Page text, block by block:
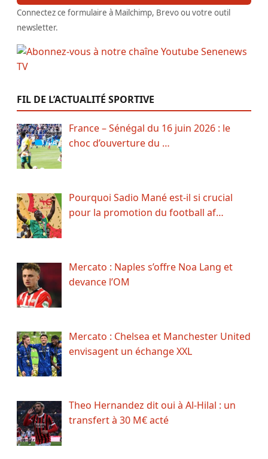
Connectez ce formulaire à Mailchimp, Brevo ou votre outil
newsletter.
FIL DE L’ACTUALITÉ SPORTIVE
France – Sénégal du 16 juin 2026 : le
choc d’ouverture du …
Pourquoi Sadio Mané est-il si crucial
pour la promotion du football af…
Mercato : Naples s’offre Noa Lang et
devance l’OM
Mercato : Chelsea et Manchester United
envisagent un échange XXL
Theo Hernandez dit oui à Al-Hilal : un
transfert à 30 M€ acté